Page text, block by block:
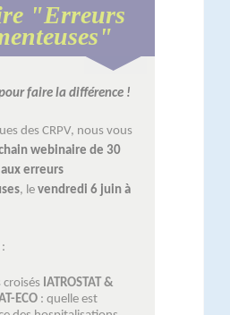
"Erreurs
faire la différence !
des CRPV, nous vous
webinaire de 30
erreurs
, le vendredi 6 juin à
croisés IATROSTAT &
ECO : quelle est